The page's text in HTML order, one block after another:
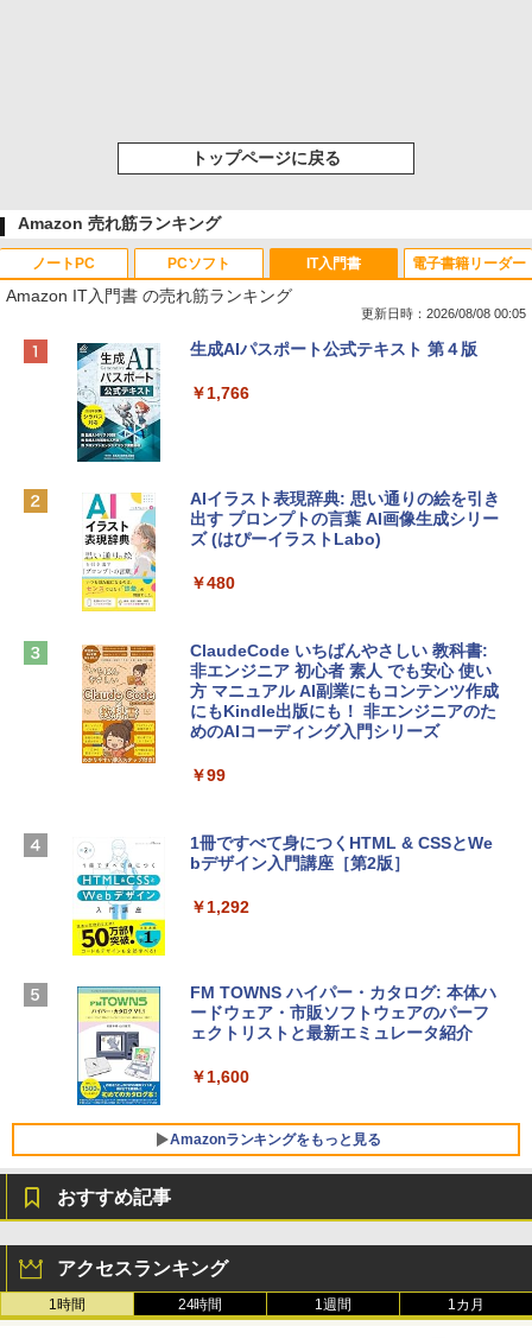
トップページに戻る
Amazon 売れ筋ランキング
ノートPC
Apple 2026 MacBook Neo A18 Proチッ
e Intelligence、Liquid Retinaディスプ
￥162,598
tomtoc 360°保護 15.6 16インチ パソコ
￥2,952
Apple 2026 MacBook Air M5チップ搭載
igence、13.6インチLiquid Retinaディ
ームカメラ、日本語キーボード、Touch I
D - シルバー
￥261,414
ン 15-fd 15.6インチ 16GBメモリ 512GB
SSD インテル Core 5
ersonal/Copilotキー搭載/Win 11/15.6型/
Core i5/16GB/SSD 512GB/ホワイト) FM
VWK3E15W_AZ
￥139,880
PCソフト
Robloxギフトカード - 800 Robux 【限
インゲームコード】 ロブロックス | オン
Robloxギフトカード - 1000 Robux 【限
定バーチャルアイテムを含む】 【オンラ
ラインコード版
Microsoft Office Home & Business 202
4(最新 永続版)|オンラインコード版|Wind
ows11、10/mac対応|PC2台
￥39,582
Robloxギフトカード - 2,000 Robux 【限
定バーチャルアイテムを含む】 【オンラ
ラインコード版
Windows版 | Minecraft (マインクラフ
ト): Java & Bedrock Edition | オンライ
IT入門書
Amazon IT入門書 の売れ筋ランキング
更新日時：2026/08/08 00:05
生成AIパスポート公式テキスト 第４版
￥1,766
AIイラスト表現辞典: 思い通りの絵を引き
出す プロンプトの言葉 AI画像生成シリー
ズ (はぴーイラストLabo)
￥480
ClaudeCode いちばんやさしい 教科書:
非エンジニア 初心者 素人 でも安心 使い
方 マニュアル AI副業にもコンテンツ作成
にもKindle出版にも！ 非エンジニアのた
めのAIコーディング入門シリーズ
￥99
1冊ですべて身につくHTML & CSSとWe
bデザイン入門講座［第2版］
￥1,292
FM TOWNS ハイパー・カタログ: 本体ハ
ードウェア・市販ソフトウェアのパーフ
ェクトリストと最新エミュレータ紹介
￥1,600
Amazonランキングをもっと見る
電子書籍リーダー
ンチディスプレイ、色調調節ライト、12
週間持続バッテリー、広告なし、ブラッ
ク
おすすめ記事
アクセスランキング
1時間 24時間 1週間 1カ月